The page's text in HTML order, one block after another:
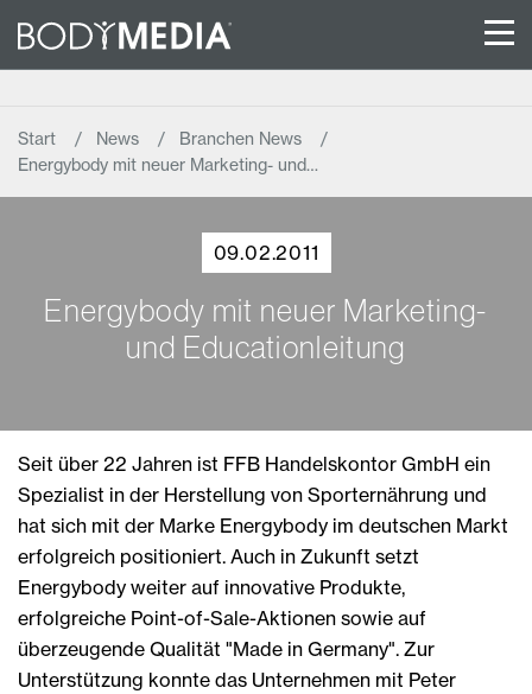
Start News
Branchen News
Energybody mit neuer Marketing- und…
09.02.2011
Energybody mit neuer Marketing-
und Educationleitung
Seit über 22 Jahren ist FFB Handelskontor GmbH ein
Spezialist in der Herstellung von Sporternährung und
hat sich mit der Marke Energybody im deutschen Markt
erfolgreich positioniert. Auch in Zukunft setzt
Energybody weiter auf innovative Produkte,
erfolgreiche Point-of-Sale-Aktionen sowie auf
überzeugende Qualität "Made in Germany". Zur
Unterstützung konnte das Unternehmen mit Peter